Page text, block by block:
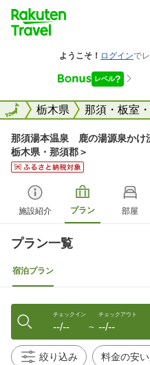
全国栃木県 那須・板室
全国
那須湯本温泉 鹿の湯源泉か
栃木県・那須郡＞
施設紹介 プラン 部屋
プラン一覧
宿泊プラン
チェックイン
--/-- 〜
チェックアウト
--/--
絞り込み